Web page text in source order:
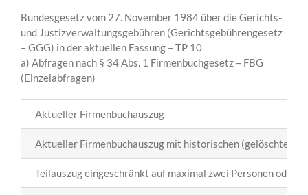
Bundesgesetz vom 27. November 1984 über die Gerichts-
und Justizverwaltungsgebühren (Gerichtsgebührengesetz
– GGG) in der aktuellen Fassung – TP 10
a) Abfragen nach § 34 Abs. 1 Firmenbuchgesetz – FBG
(Einzelabfragen)
Aktueller Firmenbuchauszug
Aktueller Firmenbuchauszug mit historischen (gelöschten)
Teilauszug eingeschränkt auf maximal zwei Personen oder